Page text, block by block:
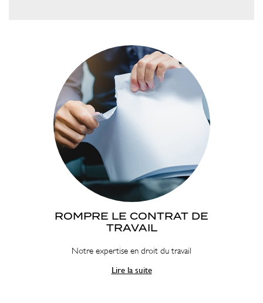
ROMPRE LE CONTRAT DE
TRAVAIL
Notre expertise en droit du travail
Lire la suite